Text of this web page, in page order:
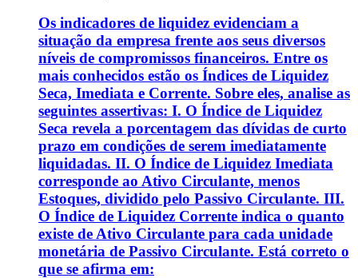
Os indicadores de liquidez evidenciam a
situação da empresa frente aos seus diversos
níveis de compromissos financeiros. Entre os
mais conhecidos estão os Índices de Liquidez
Seca, Imediata e Corrente. Sobre eles, analise as
seguintes assertivas: I. O Índice de Liquidez
Seca revela a porcentagem das dívidas de curto
prazo em condições de serem imediatamente
liquidadas. II. O Índice de Liquidez Imediata
corresponde ao Ativo Circulante, menos
Estoques, dividido pelo Passivo Circulante. III.
O Índice de Liquidez Corrente indica o quanto
existe de Ativo Circulante para cada unidade
monetária de Passivo Circulante. Está correto o
que se afirma em: